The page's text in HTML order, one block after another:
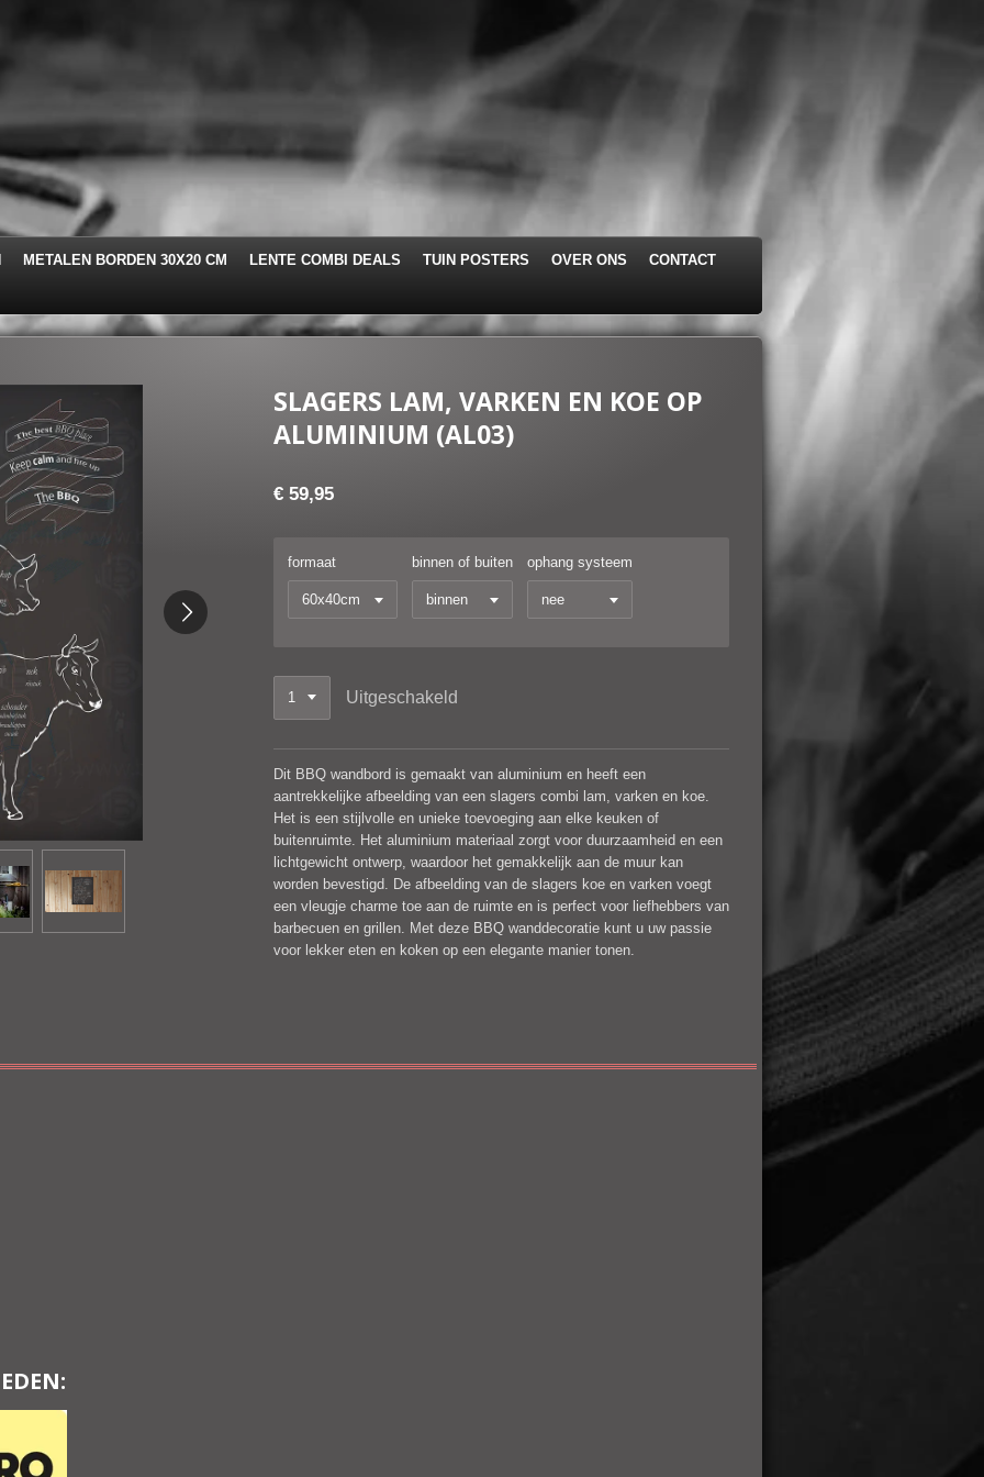
METALEN BORDEN 30X20 CM LENTE COMBI DEALS TUIN POSTERS OVER ONS CONTACT
SLAGERS LAM, VARKEN EN KOE OP
ALUMINIUM (AL03)
€ 59,95
formaat binnen of buiten ophang systeem
Uitgeschakeld
Dit BBQ wandbord is gemaakt van aluminium en heeft een
aantrekkelijke afbeelding van een slagers combi lam, varken en koe.
Het is een stijlvolle en unieke toevoeging aan elke keuken of
buitenruimte. Het aluminium materiaal zorgt voor duurzaamheid en een
lichtgewicht ontwerp, waardoor het gemakkelijk aan de muur kan
worden bevestigd. De afbeelding van de slagers koe en varken voegt
een vleugje charme toe aan de ruimte en is perfect voor liefhebbers van
barbecuen en grillen. Met deze BBQ wanddecoratie kunt u uw passie
voor lekker eten en koken op een elegante manier tonen.